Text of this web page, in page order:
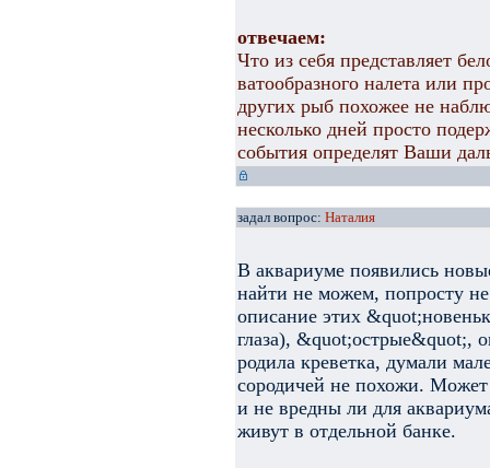
отвечаем:
Что из себя представляет
ватообразного налета или
других рыб похожее не
несколько дней просто
события определят Ваши
задал вопрос: Наталия
В аквариуме появились
найти не можем, попросту
описание этих
глаза), &quot;острые&quot;,
родила креветка, думали
сородичей не похожи. Может
и не вредны ли для
живут в отдельной банке.